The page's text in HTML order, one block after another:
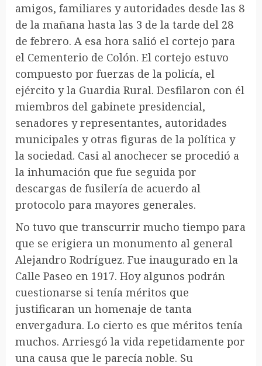
amigos, familiares y autoridades desde las 8
de la mañana hasta las 3 de la tarde del 28
de febrero. A esa hora salió el cortejo para
el Cementerio de Colón. El cortejo estuvo
compuesto por fuerzas de la policía, el
ejército y la Guardia Rural. Desfilaron con él
miembros del gabinete presidencial,
senadores y representantes, autoridades
municipales y otras figuras de la política y
la sociedad. Casi al anochecer se procedió a
la inhumación que fue seguida por
descargas de fusilería de acuerdo al
protocolo para mayores generales.
No tuvo que transcurrir mucho tiempo para
que se erigiera un monumento al general
Alejandro Rodríguez. Fue inaugurado en la
Calle Paseo en 1917. Hoy algunos podrán
cuestionarse si tenía méritos que
justificaran un homenaje de tanta
envergadura. Lo cierto es que méritos tenía
muchos. Arriesgó la vida repetidamente por
una causa que le parecía noble. Su